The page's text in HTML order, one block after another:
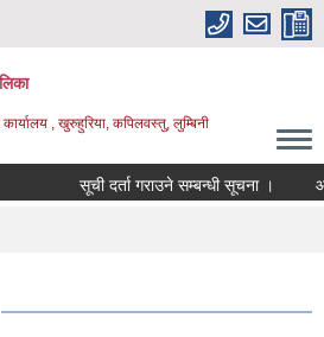
कार्यालय , खुरुहुरिया, कपिलवस्तु, लुम्बिनी
सूची दर्ता गराउने सम्बन्धी सूचना ।